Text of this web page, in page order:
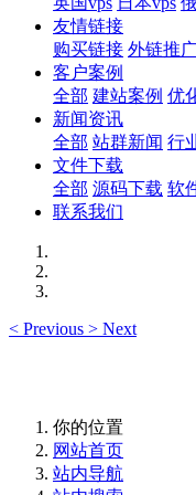
友情链接
购买链接 外链推
客户案例
全部 建站案例 优
新闻资讯
全部 站群新闻 行
文件下载
全部 源码下载 软
联系我们
< Previous > Next
你的位置
网站首页
站内导航